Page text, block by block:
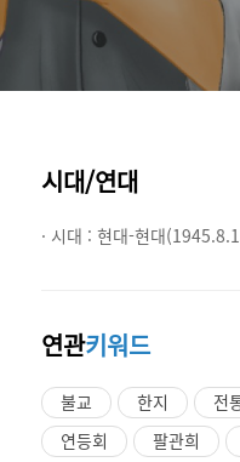
시대/연대
· 시대 : 현대-현대
연관키워드
불교 한지 전
연등회
팔관희